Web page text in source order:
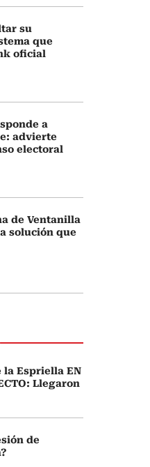
su
que
oficial
a
advierte
electoral
de Ventanilla
solución que
la Espriella EN
Llegaron
de